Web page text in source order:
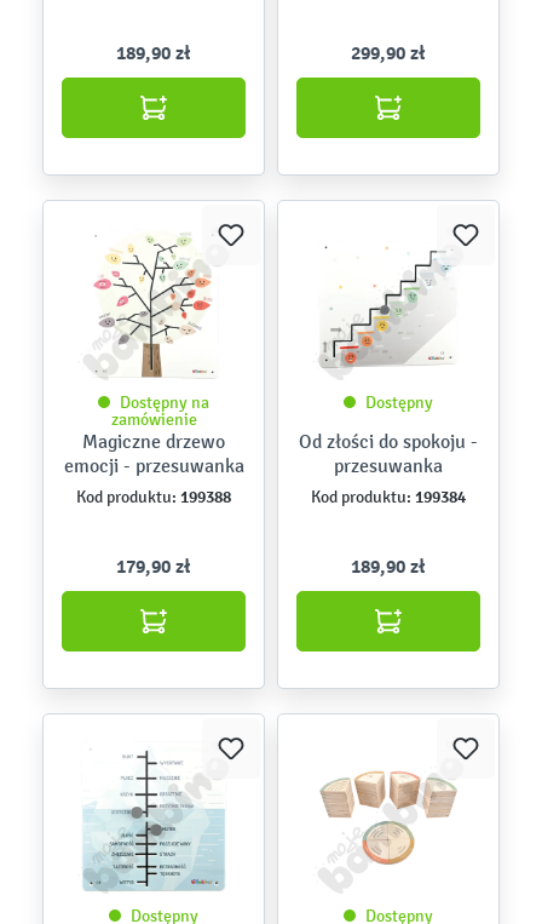
189,90 zł 299,90 zł
Dostępny na
zamówienie
Magiczne drzewo
emocji - przesuwanka
Kod produktu: 199388
179,90 zł
Dostępny
Od złości do spokoju -
przesuwanka
Kod produktu: 199384
189,90 zł
Dostępny Dostępny